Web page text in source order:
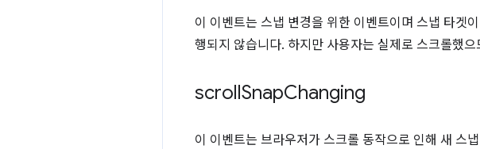
이 이벤트는 스냅 변경을 위한 이벤트이며 스냅 타겟
행되지 않습니다. 하지만 사용자는 실제로 스크롤했으
scrollSnapChanging
이 이벤트는 브라우저가 스크롤 동작으로 인해 새 스